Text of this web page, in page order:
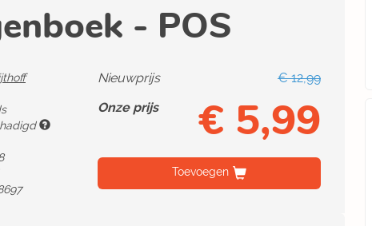
- POS
Nieuwprijs
€ 12,99
Onze prijs
€ 5,99
Toevoegen